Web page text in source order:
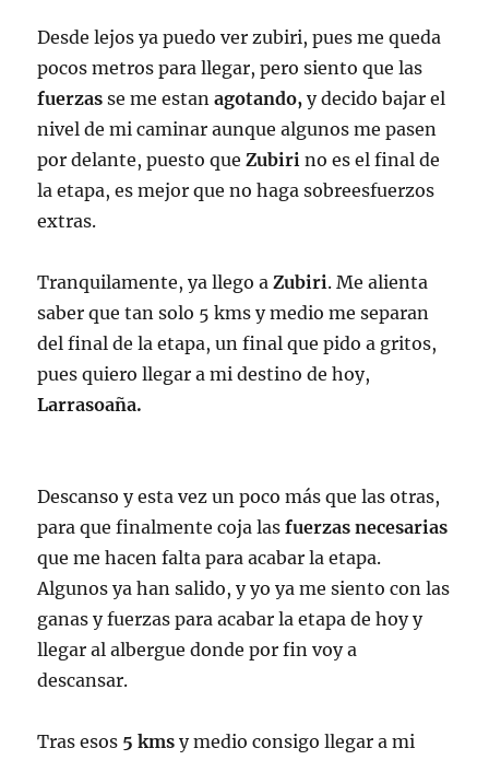
Desde lejos ya puedo ver zubiri, pues me queda
pocos metros para llegar, pero siento que las
fuerzas se me estanagotando, y decido bajar el
nivel de mi caminar aunque algunos me pasen
por delante, puesto queZubiri no es el final de
la etapa, es mejor que no haga sobreesfuerzos
extras.
Tranquilamente, ya llego aZubiri. Me alienta
saber que tan solo 5 kms y medio me separan
del final de la etapa, un final que pido a gritos,
pues quiero llegar a mi destino de hoy,
Larrasoaña.
Descanso y esta vez un poco más que las otras,
para que finalmente coja lasfuerzas necesarias
que me hacen falta para acabar la etapa.
Algunos ya han salido, y yo ya me siento con las
ganas y fuerzas para acabar la etapa de hoy y
llegar al albergue donde por fin voy a
descansar.
Tras esos 5 kms y medio consigo llegar a mi